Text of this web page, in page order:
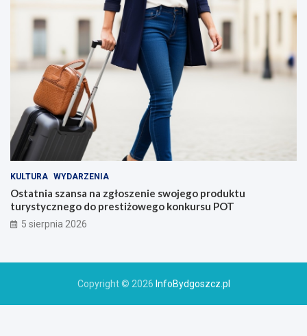
KULTURA WYDARZENIA
Ostatnia szansa na zgłoszenie swojego produktu
turystycznego do prestiżowego konkursu POT
5 sierpnia 2026
Copyright © 2026 InfoBydgoszcz.pl